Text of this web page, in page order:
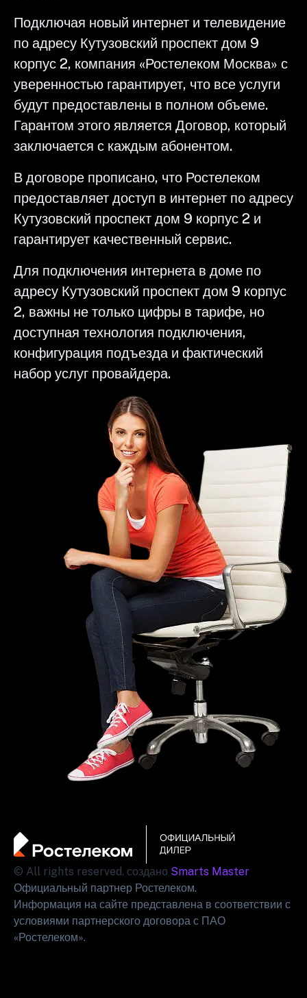
Подключая новый интернет и телевидение
по адресу Кутузовский проспект дом 9
корпус 2, компания «Ростелеком Москва» с
уверенностью гарантирует, что все услуги
будут предоставлены в полном объеме.
Гарантом этого является Договор, который
заключается с каждым абонентом.
В договоре прописано, что Ростелеком
предоставляет доступ в интернет по адресу
Кутузовский проспект дом 9 корпус 2 и
гарантирует качественный сервис.
Для подключения интернета в доме по
адресу Кутузовский проспект дом 9 корпус
2, важны не только цифры в тарифе, но
доступная технология подключения,
конфигурация подъезда и фактический
набор услуг провайдера.
© All rights reserved. создано Smarts Master
Официальный партнер Ростелеком.
Информация на сайте представлена в соответствии с
условиями партнерского договора с ПАО
«Ростелеком».